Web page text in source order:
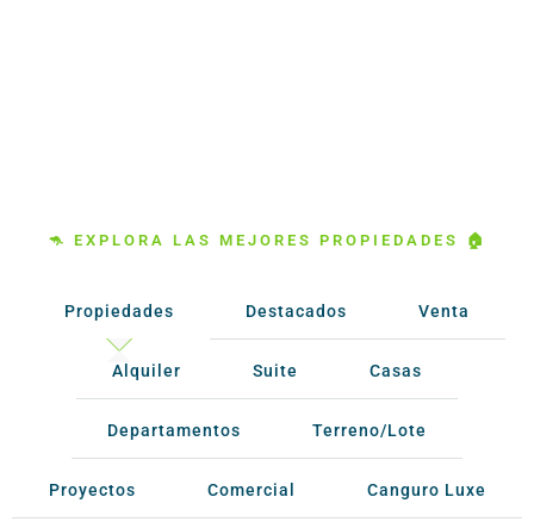
🦘 EXPLORA LAS MEJORES PROPIEDADES 🏠
Propiedades Destacados Venta
Alquiler Suite Casas
Departamentos Terreno/Lote
Proyectos Comercial Canguro Luxe